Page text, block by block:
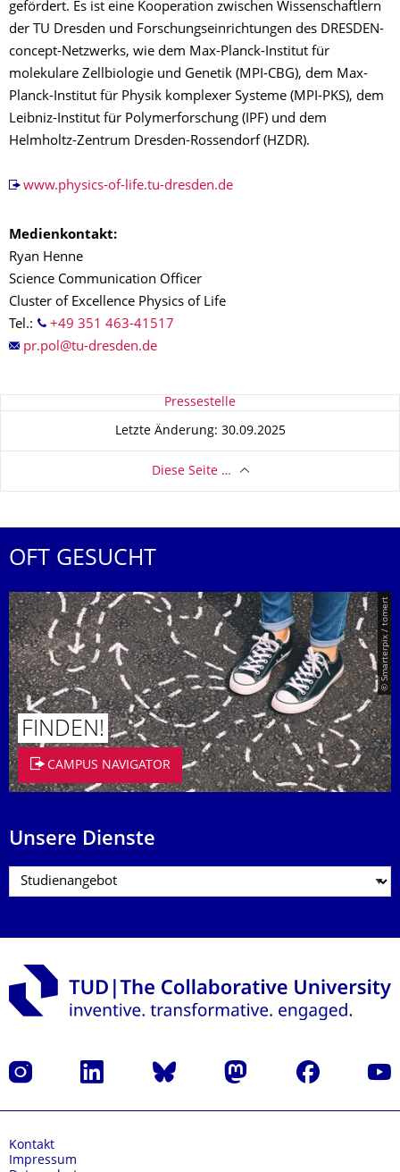
gefördert. Es ist eine Kooperation zwischen Wissenschaftlern
der TU Dresden und Forschungseinrichtungen des DRESDEN-
concept-Netzwerks, wie dem Max-Planck-Institut für
molekulare Zellbiologie und Genetik (MPI-CBG), dem Max-
Planck-Institut für Physik komplexer Systeme (MPI-PKS), dem
Leibniz-Institut für Polymerforschung (IPF) und dem
Helmholtz-Zentrum Dresden-Rossendorf (HZDR).
www.physics-of-life.tu-dresden.de
Medienkontakt:
Ryan Henne
Science Communication Officer
Cluster of Excellence Physics of Life
Tel.:
+49 351 463-41517
Zu dieser Seite Pressestelle
Letzte Änderung: 30.09.2025
Diese Seite …
OFT GESUCHT
© Smarterpix / tomert
FINDEN!
CAMPUS NAVIGATOR
Unsere Dienste
Instagram LinkedIn Bluesky Mastodon Facebook
Kontakt
Impressum